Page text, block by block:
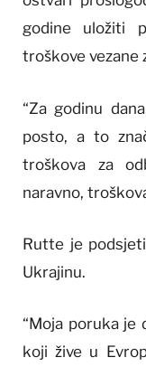
godine uložiti
troškove vezane
“Za godinu
posto, a to
troškova za
naravno,
Rutte je
Ukrajinu.
“Moja poruka je
koji žive u